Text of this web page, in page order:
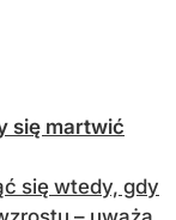
się martwić
się wtedy, gdy